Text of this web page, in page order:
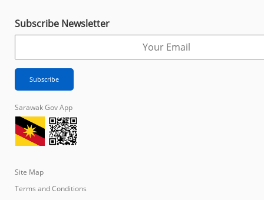
Subscribe Newsletter
Sarawak Gov App
Site Map
Terms and Conditions